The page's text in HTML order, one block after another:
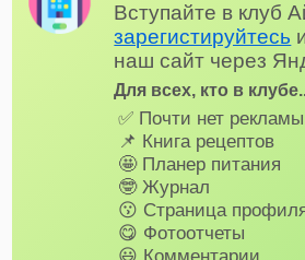
Вступайте в клуб
зарегистируйтесь
наш сайт через
Для всех, кто в
✅ Почти нет рекламы
📌 Книга рецептов
🤩 Планер питания
🤓 Журнал
😗 Страница
😋 Фотоотчеты